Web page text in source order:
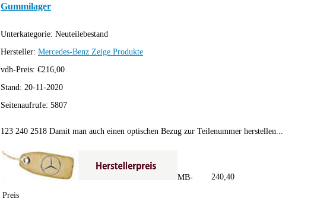
Gummilager
Unterkategorie: Neuteilebestand
Hersteller: Mercedes-Benz Zeige Produkte
vdh-Preis: €216,00
Stand: 20-11-2020
Seitenaufrufe: 5807
123 240 2518 Damit man auch einen optischen Bezug zur Teilenummer herstellen...
MB-
Preis
240,40